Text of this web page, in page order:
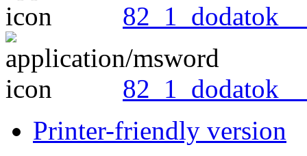
Printer-friendly version